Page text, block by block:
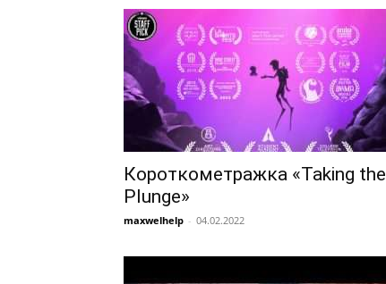
Короткометражка «Taking the
Plunge»
maxwelhelp - 04.02.2022